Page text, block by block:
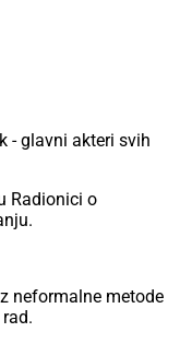
- glavni akteri svih
Radionici o
neformalne metode